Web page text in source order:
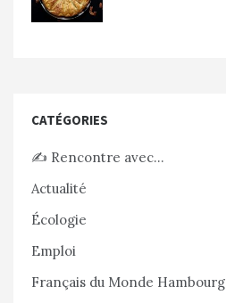
CATÉGORIES
✍️ Rencontre avec…
Actualité
Écologie
Emploi
Français du Monde Hambourg